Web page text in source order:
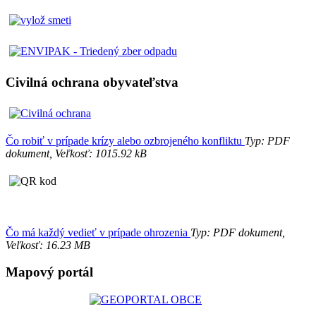
Civilná ochrana obyvateľstva
Čo robiť v prípade krízy alebo ozbrojeného konfliktu Typ: PDF
dokument, Veľkosť: 1015.92 kB
Čo má každý vedieť v prípade ohrozenia Typ: PDF dokument,
Veľkosť: 16.23 MB
Mapový portál